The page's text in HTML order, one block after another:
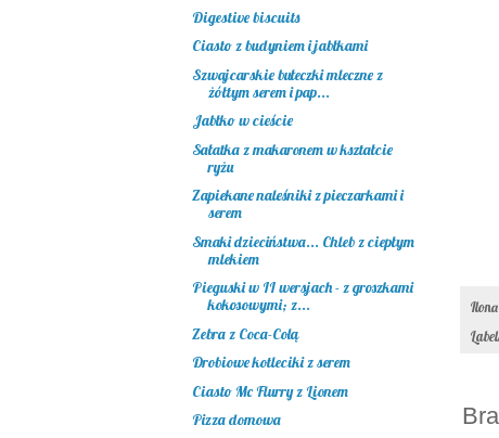
Digestive biscuits
Ciasto z budyniem i jabłkami
Szwajcarskie bułeczki mleczne z
żółtym serem i pap...
Jabłko w cieście
Sałatka z makaronem w kształcie
ryżu
Zapiekane naleśniki z pieczarkami i
serem
Smaki dzieciństwa... Chleb z ciepłym
mlekiem
Pieguski w II wersjach - z groszkami
kokosowymi; z...
Zebra z Coca-Colą
Drobiowe kotleciki z serem
Ciasto Mc Flurry z Lionem
Pizza domowa